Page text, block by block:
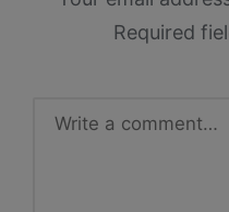
Required